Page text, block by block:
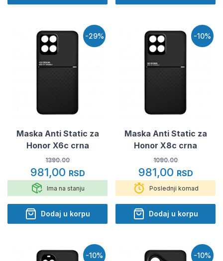
-29%
Maska Anti Static za
Honor X6c crna
1390.00
981,00 RSD
Ima na stanju
Dodaj u korpu
-10%
Maska Anti Static za
Honor X8c crna
1090.00
981,00 RSD
Poslednji komad
Dodaj u korpu
-10% -10%